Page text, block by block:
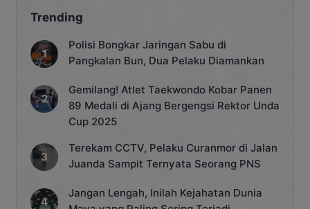
Trending
Polisi Bongkar Jaringan Sabu di
Pangkalan Bun, Dua Pelaku Diamankan
Gemilang! Atlet Taekwondo Kobar Panen
89 Medali di Ajang Bergengsi Rektor Unda
Cup 2025
Terekam CCTV, Pelaku Curanmor di Jalan
Juanda Sampit Ternyata Seorang PNS
Jangan Lengah, Inilah Kejahatan Dunia